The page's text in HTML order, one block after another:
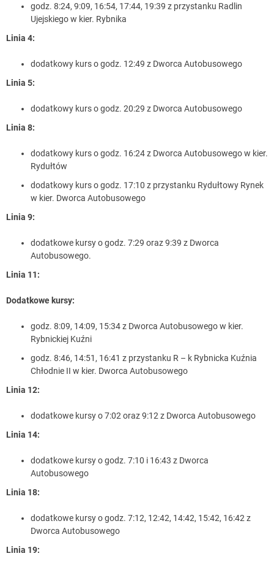
godz. 8:24, 9:09, 16:54, 17:44, 19:39 z przystanku Radlin
Ujejskiego w kier. Rybnika
Linia 4:
dodatkowy kurs o godz. 12:49 z Dworca Autobusowego
Linia 5:
dodatkowy kurs o godz. 20:29 z Dworca Autobusowego
Linia 8:
dodatkowy kurs o godz. 16:24 z Dworca Autobusowego w kier.
Rydułtów
dodatkowy kurs o godz. 17:10 z przystanku Rydułtowy Rynek
w kier. Dworca Autobusowego
Linia 9:
dodatkowe kursy o godz. 7:29 oraz 9:39 z Dworca
Autobusowego.
Linia 11:
Dodatkowe kursy:
godz. 8:09, 14:09, 15:34 z Dworca Autobusowego w kier.
Rybnickiej Kuźni
godz. 8:46, 14:51, 16:41 z przystanku R – k Rybnicka Kuźnia
Chłodnie II w kier. Dworca Autobusowego
Linia 12:
dodatkowe kursy o 7:02 oraz 9:12 z Dworca Autobusowego
Linia 14:
dodatkowe kursy o godz. 7:10 i 16:43 z Dworca
Autobusowego
Linia 18:
dodatkowe kursy o godz. 7:12, 12:42, 14:42, 15:42, 16:42 z
Dworca Autobusowego
Linia 19: